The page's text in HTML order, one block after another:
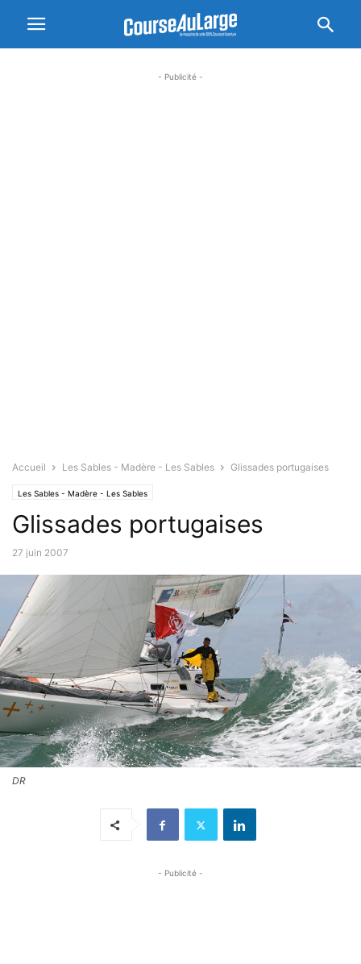
- Publicité -
Accueil Les Sables - Madère - Les Sables Glissades portugaises
Les Sables - Madère - Les Sables
Glissades portugaises
27 juin 2007
DR
- Publicité -